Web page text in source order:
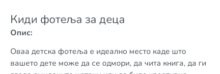
Киди фотеља за деца
Опис:
Оваа детска фотеља е идеално место каде што
вашето дете може да се одмори, да чита книга, да ги